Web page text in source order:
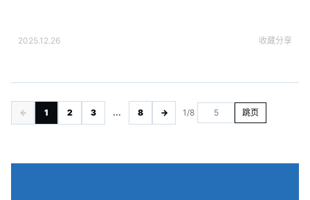
2025.12.26 收藏分享
← 1 2 3 ... 8 → 1/8 跳页